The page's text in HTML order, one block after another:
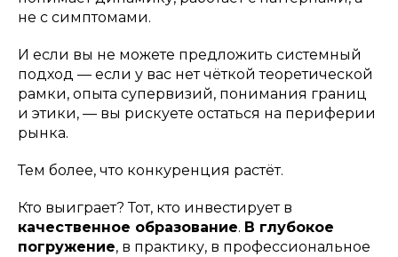
не с симптомами.
И если вы не можете предложить системный
подход — если у вас нет чёткой теоретической
рамки, опыта супервизий, понимания границ
и этики, — вы рискуете остаться на периферии
рынка.
Тем более, что конкуренция растёт.
Кто выиграет? Тот, кто инвестирует в
качественное образование. В глубокое
погружение, в практику, в профессиональное